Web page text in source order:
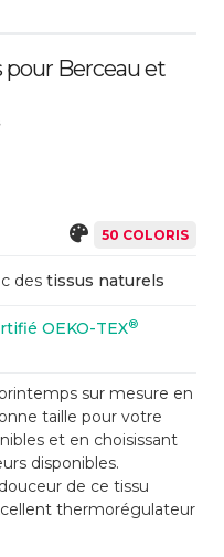
Berceau et
50 COLORIS
des tissus naturels
OEKO-TEX®
sur mesure en
taille pour votre
et en choisissant
disponibles.
de ce tissu
thermorégulateur